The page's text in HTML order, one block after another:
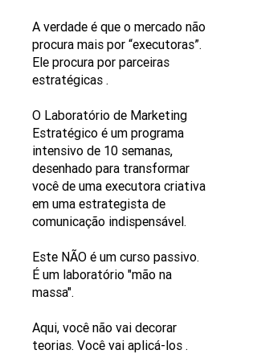
A verdade é que o mercado não
procura mais por “executoras”.
Ele procura por parceiras
estratégicas .
O Laboratório de Marketing
Estratégico é um programa
intensivo de 10 semanas,
desenhado para transformar
você de uma executora criativa
em uma estrategista de
comunicação indispensável.
Este NÃO é um curso passivo.
É um laboratório "mão na
massa".
Aqui, você não vai decorar
teorias. Você vai aplicá-los .